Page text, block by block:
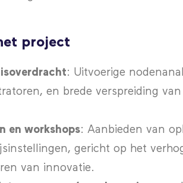
project
: Uitvoerige
en brede verspreiding
en workshops: Aanbieden van
gericht op het
van innovatie.